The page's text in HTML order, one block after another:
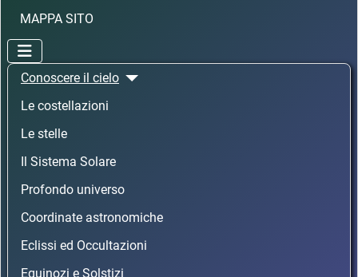
MAPPA SITO
Conoscere il cielo
Le costellazioni
Le stelle
Il Sistema Solare
Profondo universo
Coordinate astronomiche
Eclissi ed Occultazioni
Equinozi e Solstizi